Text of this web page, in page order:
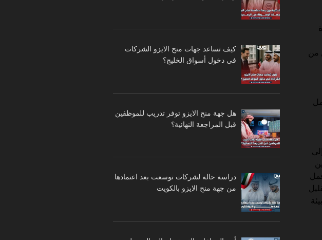
بعد عامين من
وتقليل
كيف تساعد جهات منح الايزو الشركات
في دخول أسواق الخليج؟
هل جهة منح الايزو توفر تدريب للموظفين
قبل المراجعة النهائية؟
دراسة حالة لشركات توسعت بعد اعتمادها
من جهة منح الايزو بالكويت